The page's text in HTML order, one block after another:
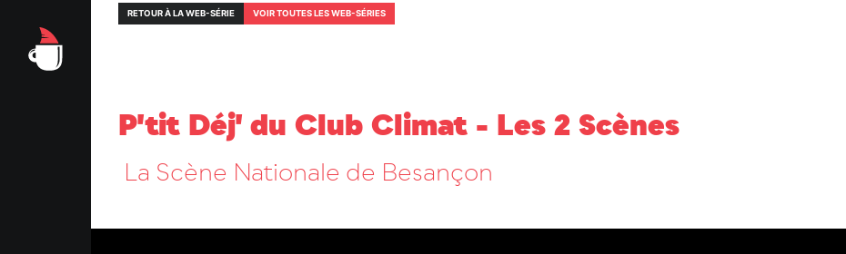
RETOUR À LA WEB-SÉRIE VOIR TOUTES LES WEB-SÉRIES
P'tit Déj' du Club Climat - Les 2 Scènes
La Scène Nationale de Besançon